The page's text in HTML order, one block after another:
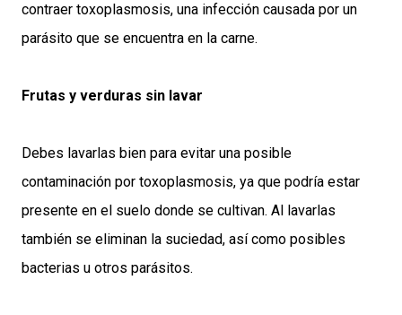
contraer toxoplasmosis, una infección causada por un
parásito que se encuentra en la carne.
Frutas y verduras sin lavar
Debes lavarlas bien para evitar una posible
contaminación por toxoplasmosis, ya que podría estar
presente en el suelo donde se cultivan. Al lavarlas
también se eliminan la suciedad, así como posibles
bacterias u otros parásitos.